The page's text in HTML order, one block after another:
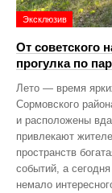
Эксклюзив
От советского
прогулка по
Лето — время
Сормовского
и расположены
привлекают
пространств
событий, а
немало